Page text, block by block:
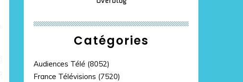
Catégories
Audiences Télé (8052)
France Télévisions (7520)